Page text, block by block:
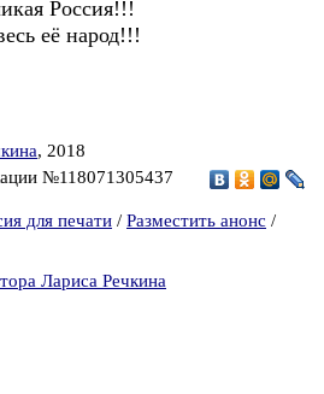
Россия!!!
её народ!!!
, 2018
№118071305437
для печати / Разместить анонс /
Лариса Речкина